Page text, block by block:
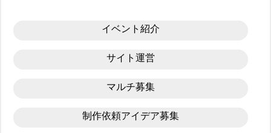
イベント紹介
サイト運営
マルチ募集
制作依頼アイデア募集